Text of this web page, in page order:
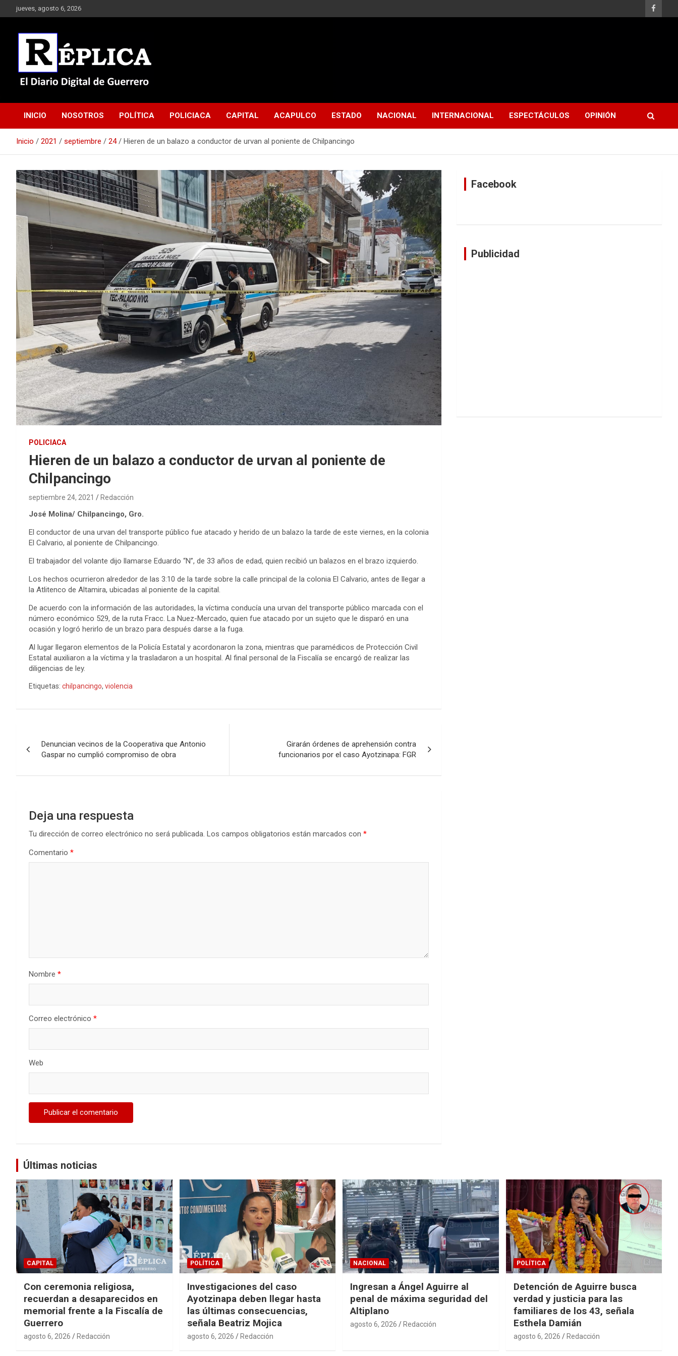
Saltar
al
jueves, agosto 6, 2026
Réplica
INICIO NOSOTROS POLÍTICA POLICIACA CAPITAL ACAPULCO ESTADO NACIONAL INTERNACIONAL ESPECTÁCULOS OPINIÓN
Inicio 2021 septiembre 24 Hieren de un balazo a conductor de urvan al poniente de Chilpancingo
POLICIACA
Hieren de un balazo a conductor de urvan al poniente de
Chilpancingo
septiembre 24, 2021 Redacción
José Molina/ Chilpancingo, Gro.
El conductor de una urvan del transporte público fue atacado y herido de un balazo la tarde de este viernes, en la colonia
El Calvario, al poniente de Chilpancingo.
El trabajador del volante dijo llamarse Eduardo “N”, de 33 años de edad, quien recibió un balazos en el brazo izquierdo.
Los hechos ocurrieron alrededor de las 3:10 de la tarde sobre la calle principal de la colonia El Calvario, antes de llegar a
la Atlitenco de Altamira, ubicadas al poniente de la capital.
De acuerdo con la información de las autoridades, la víctima conducía una urvan del transporte público marcada con el
número económico 529, de la ruta Fracc. La Nuez-Mercado, quien fue atacado por un sujeto que le disparó en una
ocasión y logró herirlo de un brazo para después darse a la fuga.
Al lugar llegaron elementos de la Policía Estatal y acordonaron la zona, mientras que paramédicos de Protección Civil
Estatal auxiliaron a la víctima y la trasladaron a un hospital. Al final personal de la Fiscalía se encargó de realizar las
diligencias de ley.
Etiquetas: chilpancingo, violencia
de
entradas
Denuncian vecinos de la Cooperativa que Antonio
Gaspar no cumplió compromiso de obra
Girarán órdenes de aprehensión contra
funcionarios por el caso Ayotzinapa: FGR
Deja una respuesta
Tu dirección de correo electrónico no será publicada. Los campos obligatorios están marcados con *
Comentario *
Nombre *
Correo electrónico *
Web
Facebook
Publicidad
Últimas noticias
CAPITAL
Con ceremonia religiosa,
recuerdan a desaparecidos en
memorial frente a la Fiscalía de
Guerrero
agosto 6, 2026 Redacción
POLÍTICA
Investigaciones del caso
Ayotzinapa deben llegar hasta
las últimas consecuencias,
señala Beatriz Mojica
agosto 6, 2026 Redacción
NACIONAL
Ingresan a Ángel Aguirre al
penal de máxima seguridad del
Altiplano
agosto 6, 2026 Redacción
POLÍTICA
Detención de Aguirre busca
verdad y justicia para las
familiares de los 43, señala
Esthela Damián
agosto 6, 2026 Redacción